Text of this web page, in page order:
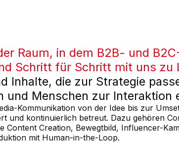
Raum, in dem B2B- und
Schritt für Schritt mit uns zu
Inhalte, die zur Strategie
und Menschen zur Interaktion
Kommunikation von der Idee bis zur
und kontinuierlich betreut. Dazu gehören
Content Creation, Bewegtbild, Influencer-
mit Human-in-the-Loop.